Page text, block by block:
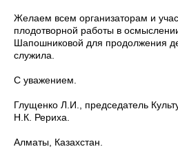
Желаем всем организаторам и
плодотворной работы в
Шапошниковой для продолжения
служила.
С уважением.
Глущенко Л.И., председатель
Н.К. Рериха.
Алматы, Казахстан.